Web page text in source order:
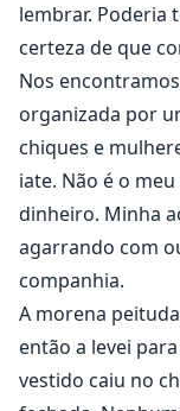
"Geme meu
Annora Winters
confortável e
sente que algo
teve nas mãos
para ela manter.
seu rosto mais
Quinn Greyson
lembrar. Poderia
certeza de que
Nos
organizada por
chiques e
iate. Não é o
dinheiro. Minha
agarrando com
companhia.
A morena
então a levei
vestido caiu no